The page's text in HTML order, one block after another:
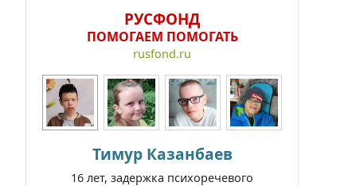
РУСФОНД
ПОМОГАЕМ ПОМОГАТЬ
rusfond.ru
Тимур Казанбаев
16 лет, задержка психоречевого